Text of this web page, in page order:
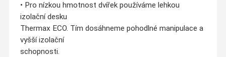
• Pro nízkou hmotnost dvířek používáme lehkou
izolační desku
Thermax ECO. Tím dosáhneme pohodlné manipulace a
vyšší izolační
schopnosti.